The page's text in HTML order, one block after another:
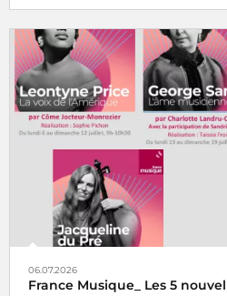
06.07.2026
France Musique_ Les 5